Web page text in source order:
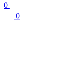
0
0